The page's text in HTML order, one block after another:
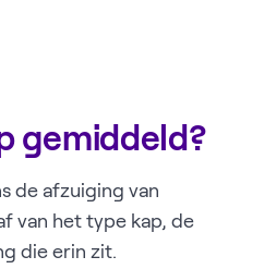
gemiddeld?
de afzuiging van
van het type kap, de
die erin zit.